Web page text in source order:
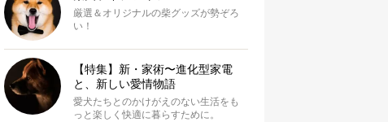
厳選＆オリジナルの柴グッズが勢ぞろ
い！
【特集】新・家術〜進化型家電
と、新しい愛情物語
愛犬たちとのかけがえのない生活をも
っと楽しく快適に暮らすために。